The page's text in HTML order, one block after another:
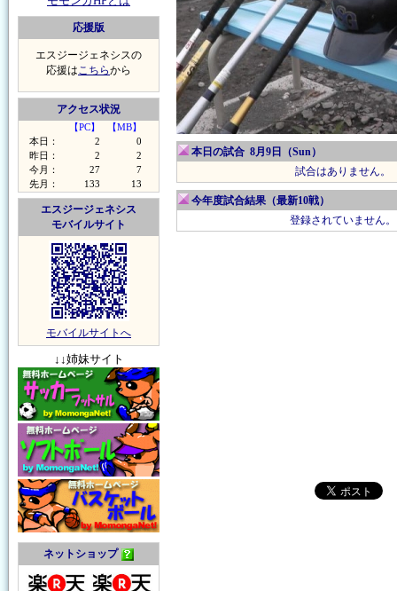
応援版
エスジージェネシスの
応援はこちらから
アクセス状況
【PC】
【MB】
本日：
2
0
昨日：
2
2
今月：
27
7
先月：
133 13
エスジージェネシス
モバイルサイト
モバイルサイトへ
↓↓姉妹サイト
ネットショップ
本日の試合 8月9日（Sun）
試合はありません。
今年度試合結果（最新10戦）
登録されていません。